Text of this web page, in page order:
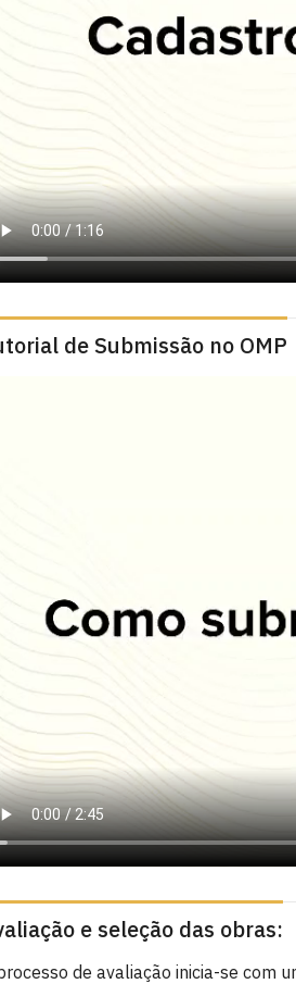
de Submissão no OMP
e seleção das obras:
de avaliação inicia-se com